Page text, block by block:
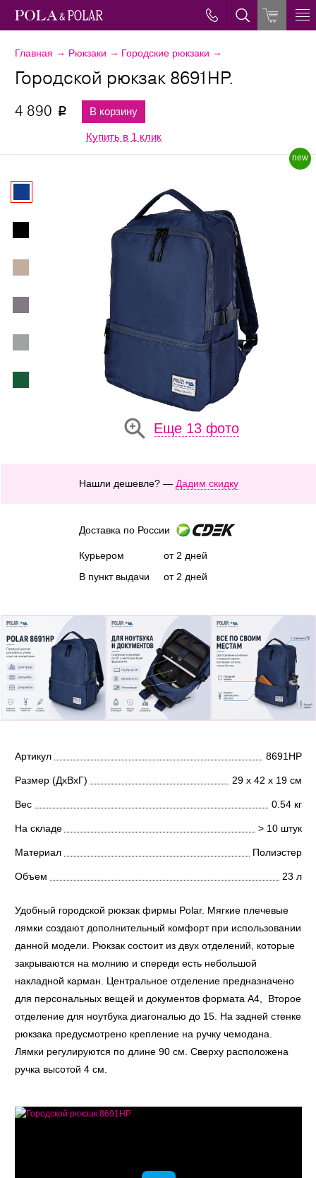
Главная → Рюкзаки → Городские рюкзаки →
Еще 13 фото
new
Городской рюкзак 8691НР.
4 890 p В корзину
Купить в 1 клик
Нашли дешевле? — Дадим скидку
Доставка по России
Курьером
В пункт выдачи
от 2 дней
от 2 дней
Артикул 8691НР
Размер (ДхВхГ) 29 х 42 х 19 см
Вес 0.54 кг
На складе > 10 штук
Материал Полиэстер
Объем 23 л
Удобный городской рюкзак фирмы Polar. Мягкие плечевые
лямки создают дополнительный комфорт при использовании
данной модели. Рюкзак состоит из двух отделений, которые
закрываются на молнию и спереди есть небольшой
накладной карман. Центральное отделение предназначено
для персональных вещей и документов формата А4, Второе
отделение для ноутбука диагональю до 15. На задней стенке
рюкзака предусмотрено крепление на ручку чемодана.
Лямки регулируются по длине 90 см. Сверху расположена
ручка высотой 4 см.